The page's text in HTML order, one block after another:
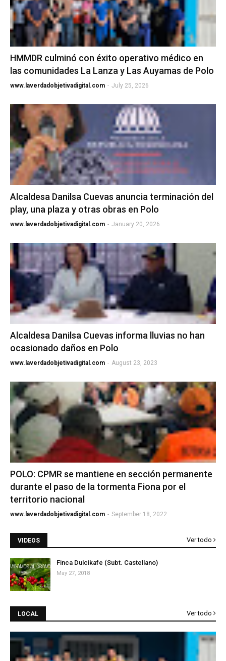
HMMDR culminó con éxito operativo médico en
las comunidades La Lanza y Las Auyamas de Polo
www.laverdadobjetivadigital.com - July 25, 2026
Alcaldesa Danilsa Cuevas anuncia terminación del
play, una plaza y otras obras en Polo
www.laverdadobjetivadigital.com - January 20, 2026
Alcaldesa Danilsa Cuevas informa lluvias no han
ocasionado daños en Polo
www.laverdadobjetivadigital.com - August 23, 2023
POLO: CPMR se mantiene en sección permanente
durante el paso de la tormenta Fiona por el
territorio nacional
www.laverdadobjetivadigital.com - September 18, 2022
VIDEOS Ver todo
Finca Dulcikafe (Subt. Castellano)
May 27, 2018
LOCAL Ver todo